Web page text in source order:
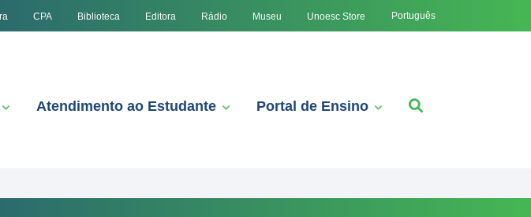
CPA Biblioteca Editora Rádio Museu Unoesc Store Português
Atendimento ao Estudante Portal de Ensino